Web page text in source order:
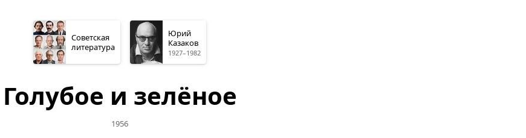
Советская
литература
Юрий
Казаков
1927–1982
Голубое и зелёное
1956